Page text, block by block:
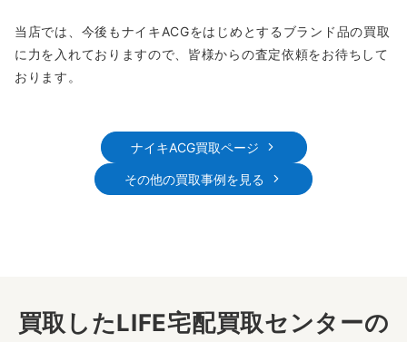
当店では、今後もナイキACGをはじめとするブランド品の買取
に力を入れておりますので、皆様からの査定依頼をお待ちして
おります。
ナイキACG買取ページ
その他の買取事例を見る
買取したLIFE宅配買取センターの